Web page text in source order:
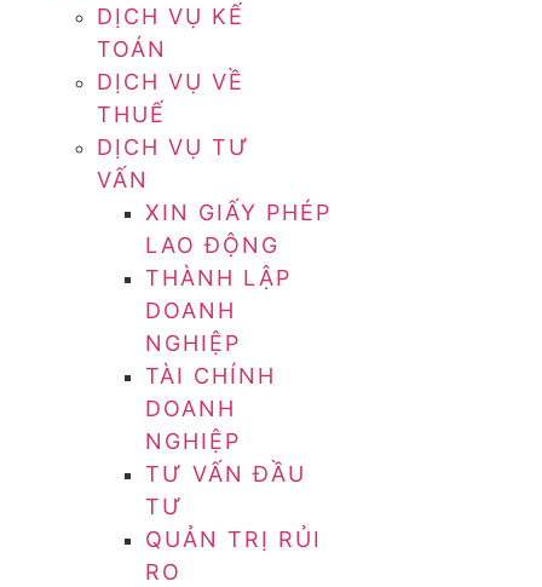
DỊCH VỤ KẾ
TOÁN
DỊCH VỤ VỀ
THUẾ
DỊCH VỤ TƯ
VẤN
XIN GIẤY PHÉP
LAO ĐỘNG
THÀNH LẬP
DOANH
NGHIỆP
TÀI CHÍNH
DOANH
NGHIỆP
TƯ VẤN ĐẦU
TƯ
QUẢN TRỊ RỦI
RO